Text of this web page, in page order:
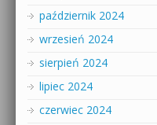
październik 2024
wrzesień 2024
sierpień 2024
lipiec 2024
czerwiec 2024